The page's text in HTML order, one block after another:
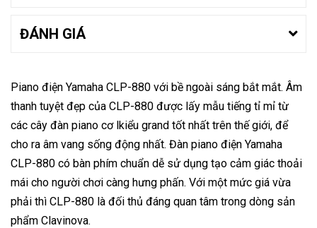
ĐÁNH GIÁ
Piano điện Yamaha CLP-880 với bề ngoài sáng bắt mắt. Âm
thanh tuyệt đẹp của CLP-880 được lấy mẫu tiếng tỉ mỉ từ
các cây đàn piano cơ lkiểu grand tốt nhất trên thế giới, để
cho ra âm vang sống động nhất. Đàn piano điện Yamaha
CLP-880 có bàn phím chuẩn dễ sử dụng tạo cảm giác thoải
mái cho người chơi càng hưng phấn. Với một mức giá vừa
phải thì CLP-880 là đối thủ đáng quan tâm trong dòng sản
phẩm Clavinova.